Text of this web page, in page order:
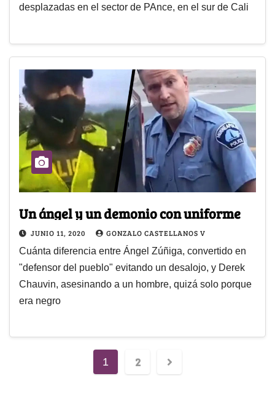
desplazadas en el sector de PAnce, en el sur de Cali
Un ángel y un demonio con uniforme
JUNIO 11, 2020 GONZALO CASTELLANOS V
Cuánta diferencia entre Ángel Zúñiga, convertido en
"defensor del pueblo" evitando un desalojo, y Derek
Chauvin, asesinando a un hombre, quizá solo porque
era negro
1 2